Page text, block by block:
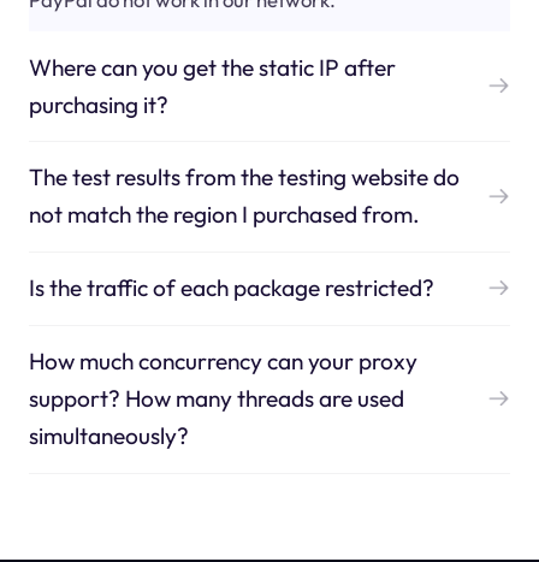
Where can you get the static IP after
purchasing it?
The test results from the testing website do
not match the region I purchased from.
Is the traffic of each package restricted?
How much concurrency can your proxy
support? How many threads are used
simultaneously?